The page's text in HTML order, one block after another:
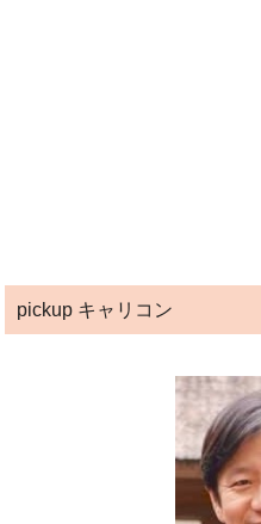
pickup キャリコン